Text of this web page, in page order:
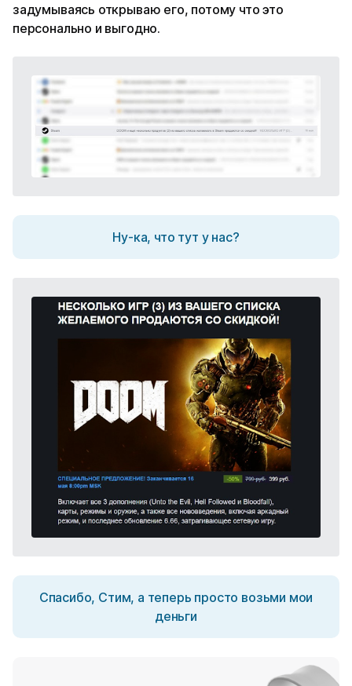
задумываясь открываю его, потому что это
персонально и выгодно.
Ну-ка, что тут у нас?
Спасибо, Стим, а теперь просто возьми мои
деньги